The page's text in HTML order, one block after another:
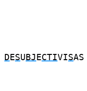
D ESU BJ ECTIVISAS